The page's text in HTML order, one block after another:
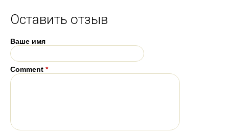
Оставить отзыв
Ваше имя
Comment *